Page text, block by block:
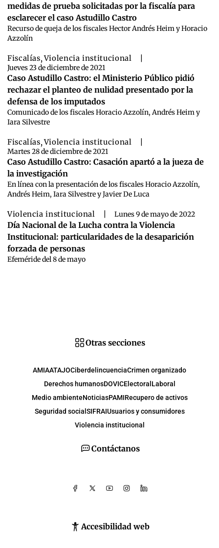
medidas de prueba solicitadas por la fiscalía para
esclarecer el caso Astudillo Castro
Recurso de queja de los fiscales Hector Andrés Heim y Horacio
Azzolín
Fiscalías,Violencia institucional
Jueves 23 de diciembre de 2021
Caso Astudillo Castro: el Ministerio Público pidió
rechazar el planteo de nulidad presentado por la
defensa de los imputados
Comunicado de los fiscales Horacio Azzolín, Andrés Heim y
Iara Silvestre
Fiscalías,Violencia institucional
Martes 28 de diciembre de 2021
Caso Astudillo Castro: Casación apartó a la jueza de
la investigación
En línea con la presentación de los fiscales Horacio Azzolín,
Andrés Heim, Iara Silvestre y Javier De Luca
Violencia institucional Lunes 9 de mayo de 2022
Día Nacional de la Lucha contra la Violencia
Institucional: particularidades de la desaparición
forzada de personas
Efeméride del 8 de mayo
Contáctanos
Accesibilidad web
Otras secciones
AMIAATAJOCiberdelincuenciaCrimen organizado
Derechos humanosDOVICElectoral Laboral
Medio ambienteNoticiasPAMIRecupero de activos
Seguridad social SIFRAIUsuarios y consumidores
Violencia institucional